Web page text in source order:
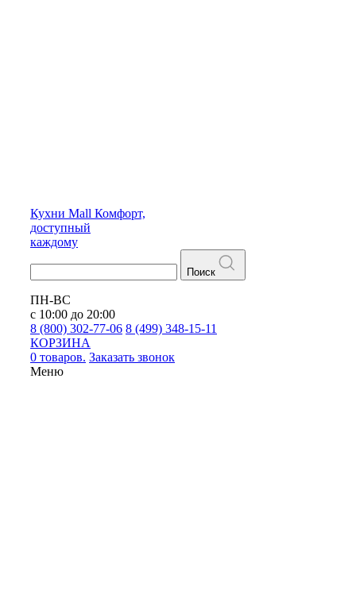
Кухни Mall Комфорт,
доступный
каждому
Поиск
ПН-ВС
с 10:00 до 20:00
8 (800) 302-77-06 8 (499) 348-15-11
КОРЗИНА
0 товаров. Заказать звонок
Меню